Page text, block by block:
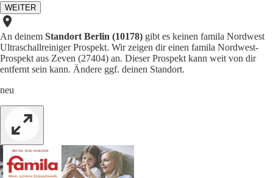
WEITER
An deinem Standort Berlin (10178) gibt es keinen famila Nordwest
Ultraschallreiniger Prospekt. Wir zeigen dir einen famila Nordwest-
Prospekt aus Zeven (27404) an. Dieser Prospekt kann weit von dir
entfernt sein kann. Ändere ggf. deinen Standort.
neu